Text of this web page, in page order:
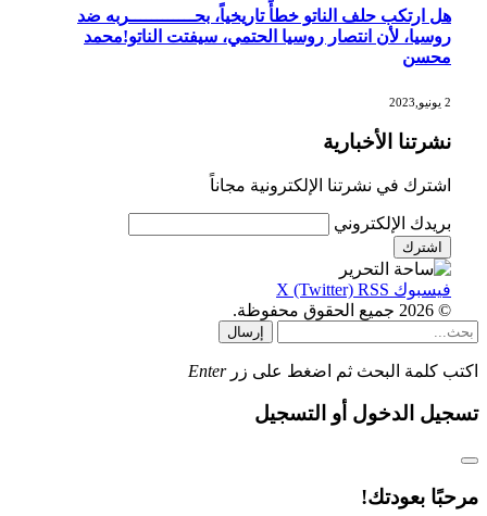
هل ارتكب حلف الناتو خطأً تاريخياً، بحــــــــــــربه ضد
روسيا، لأن انتصار روسيا الحتمي، سيفتت الناتو!محمد
محسن
نشرتنا الأخبارية
اشترك في نشرتنا الإلكترونية مجاناً
بريدك الإلكتروني
فيسبوك X (Twitter) RSS
© 2026 جميع الحقوق محفوظة.
إرسال
اكتب كلمة البحث ثم اضغط على زر Enter
تسجيل الدخول أو التسجيل
مرحبًا بعودتك!